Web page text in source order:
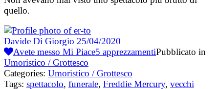
quello.
Davide Di Giorgio 25/04/2020
Avete messo Mi Piace5 apprezzamentiPubblicato in
Umoristico / Grottesco
Categories: Umoristico / Grottesco
Tags: spettacolo, funerale, Freddie Mercury, vecchi